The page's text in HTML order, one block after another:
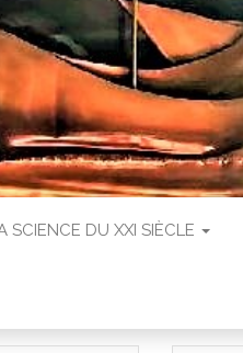
SCIENCE DU XXI SIÈCLE